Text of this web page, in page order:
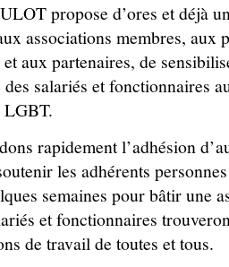
propose d’ores et déjà
associations membres, aux
et aux partenaires, de
des salariés et fonctionnaires
LGBT.
rapidement l’adhésion
les adhérents
semaines pour bâtir une
et fonctionnaires
de travail de toutes et tous.